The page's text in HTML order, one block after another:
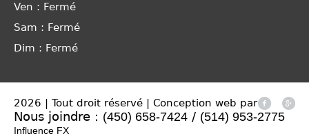
Ven : Fermé
Sam : Fermé
Dim : Fermé
Nous joindre : (450) 658-7424 / (514) 953-2775
2026 | Tout droit réservé | Conception web par
Influence FX